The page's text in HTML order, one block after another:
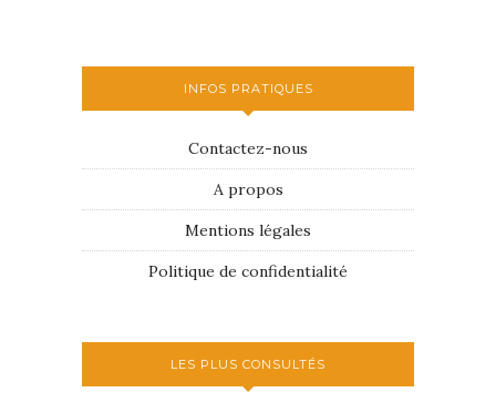
INFOS PRATIQUES
Contactez-nous
A propos
Mentions légales
Politique de confidentialité
LES PLUS CONSULTÉS